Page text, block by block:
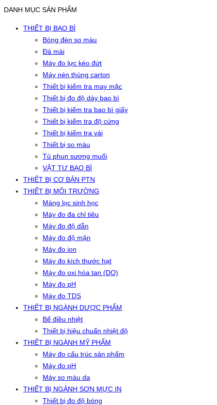
DANH MỤC SẢN PHẨM
THIẾT BỊ BAO BÌ
Bóng đèn so màu
Đá mài
Máy đo lực kéo đứt
Máy nén thùng carton
Thiết bị kiểm tra may mặc
Thiết bị đo độ dày bao bì
Thiết bị kiểm tra bao bì giấy
Thiết bị kiểm tra độ cứng
Thiết bị kiểm tra vải
Thiết bị so màu
Tủ phun sương muối
VẬT TƯ BAO BÌ
THIẾT BỊ CƠ BẢN PTN
THIẾT BỊ MÔI TRƯỜNG
Màng lọc sinh học
Máy đo đa chỉ tiêu
Máy đo độ dẫn
Máy đo độ mặn
Máy đo ion
Máy đo kích thước hạt
Máy đo oxi hòa tan (DO)
Máy đo pH
Máy đo TDS
THIẾT BỊ NGÀNH DƯỢC PHẨM
Bể điều nhiệt
Thiết bị hiệu chuẩn nhiệt độ
THIẾT BỊ NGÀNH MỸ PHẨM
Máy đo cấu trúc sản phẩm
Máy đo pH
Máy so màu da
THIẾT BỊ NGÀNH SƠN MỰC IN
Thiết bị đo độ bóng